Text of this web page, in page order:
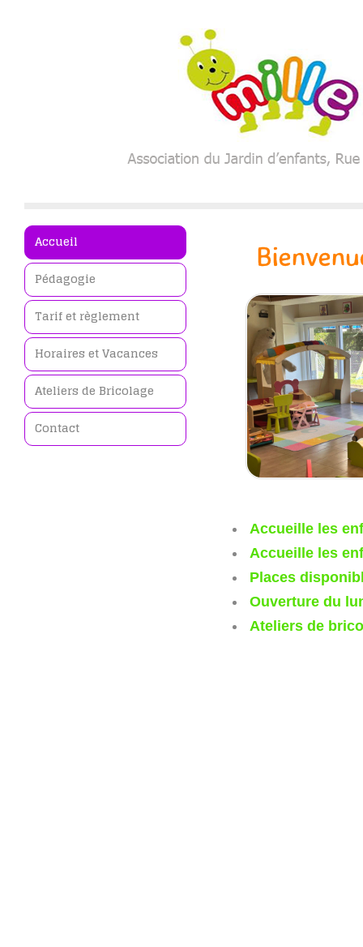
Accueil
Pédagogie
Tarif et règlement
Horaires et Vacances
Ateliers de Bricolage
Contact
Accueille les
Accueille les
Places
Ouverture du
Ateliers de